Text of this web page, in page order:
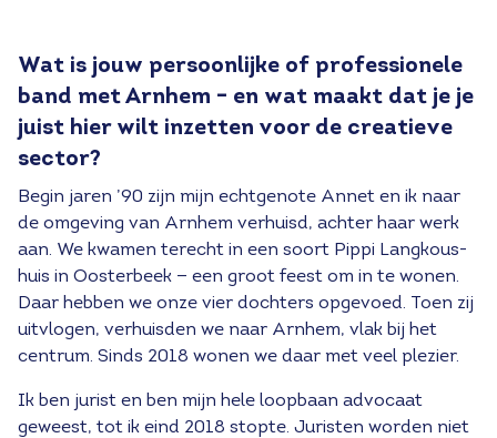
Wat is jouw persoonlijke of professionele
band met Arnhem – en wat maakt dat je je
juist hier wilt inzetten voor de creatieve
sector?
Begin jaren ’90 zijn mijn echtgenote Annet en ik naar
de omgeving van Arnhem verhuisd, achter haar werk
aan. We kwamen terecht in een soort Pippi Langkous-
huis in Oosterbeek — een groot feest om in te wonen.
Daar hebben we onze vier dochters opgevoed. Toen zij
uitvlogen, verhuisden we naar Arnhem, vlak bij het
centrum. Sinds 2018 wonen we daar met veel plezier.
Ik ben jurist en ben mijn hele loopbaan advocaat
geweest, tot ik eind 2018 stopte. Juristen worden niet